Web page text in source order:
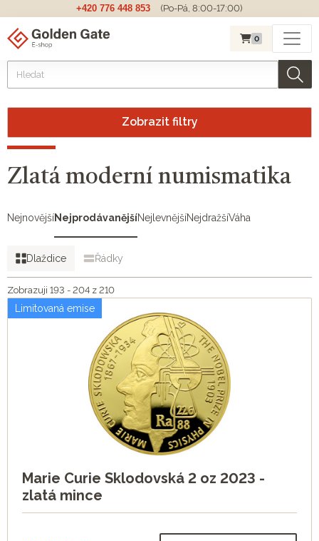
+420 776 448 853 (Po-Pá, 8:00-17:00)
0
Zobrazit filtry
Zlatá moderní numismatika
NejnovějšíNejprodávanějšíNejlevnějšíNejdražšíVáha
Dlaždice Řádky
Zobrazuji 193 - 204 z 210
Limitovaná emise
Marie Curie Sklodovská 2 oz 2023 -
zlatá mince